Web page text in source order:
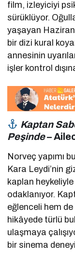
film, izleyiciyi
sürüklüyor.
yaşayan
bir dizi kural
annesinin
işler kontrol
Kaptan
Peşinde–
Norveç yapımı
Kara Leydi’nin
kaplan
odaklanıyor.
eğlenceli hem
hikâyede türlü
ulaşmaya
bir sinema